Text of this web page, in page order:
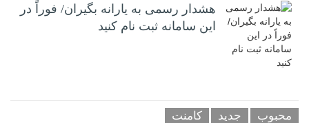
هشدار رسمی به یارانه بگیران/ فوراً در
این سامانه ثبت نام کنید
محبوب جدید کامنت